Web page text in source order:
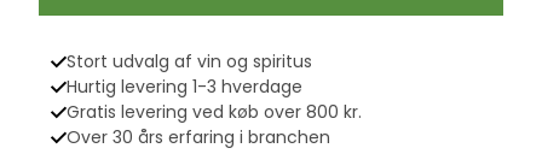
Stort udvalg af vin og spiritus
Hurtig levering 1-3 hverdage
Gratis levering ved køb over 800 kr.
Over 30 års erfaring i branchen